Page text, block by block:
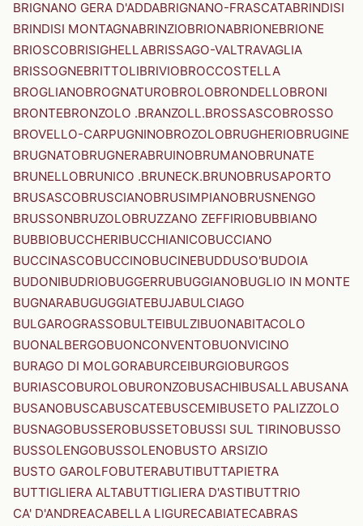
BRIGNANO GERA D'ADDABRIGNANO-FRASCATABRINDISI
BRINDISI MONTAGNABRINZIOBRIONABRIONEBRIONE
BRIOSCOBRISIGHELLABRISSAGO-VALTRAVAGLIA
BRISSOGNEBRITTOLIBRIVIOBROCCOSTELLA
BROGLIANOBROGNATUROBROLOBRONDELLOBRONI
BRONTEBRONZOLO .BRANZOLL.BROSSASCOBROSSO
BROVELLO-CARPUGNINOBROZOLOBRUGHERIOBRUGINE
BRUGNATOBRUGNERABRUINOBRUMANOBRUNATE
BRUNELLOBRUNICO .BRUNECK.BRUNOBRUSAPORTO
BRUSASCOBRUSCIANOBRUSIMPIANOBRUSNENGO
BRUSSONBRUZOLOBRUZZANO ZEFFIRIOBUBBIANO
BUBBIOBUCCHERIBUCCHIANICOBUCCIANO
BUCCINASCOBUCCINOBUCINEBUDDUSO'BUDOIA
BUDONIBUDRIOBUGGERRUBUGGIANOBUGLIO IN MONTE
BUGNARABUGUGGIATEBUJABULCIAGO
BULGAROGRASSOBULTEIBULZIBUONABITACOLO
BUONALBERGOBUONCONVENTOBUONVICINO
BURAGO DI MOLGORABURCEIBURGIOBURGOS
BURIASCOBUROLOBURONZOBUSACHIBUSALLABUSANA
BUSANOBUSCABUSCATEBUSCEMIBUSETO PALIZZOLO
BUSNAGOBUSSEROBUSSETOBUSSI SUL TIRINOBUSSO
BUSSOLENGOBUSSOLENOBUSTO ARSIZIO
BUSTO GAROLFOBUTERABUTIBUTTAPIETRA
BUTTIGLIERA ALTABUTTIGLIERA D'ASTIBUTTRIO
CA' D'ANDREACABELLA LIGURECABIATECABRAS